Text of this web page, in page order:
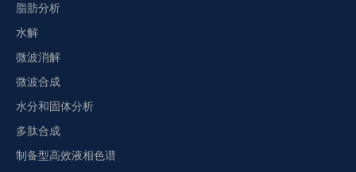
脂肪分析
水解
微波消解
微波合成
水分和固体分析
多肽合成
制备型高效液相色谱